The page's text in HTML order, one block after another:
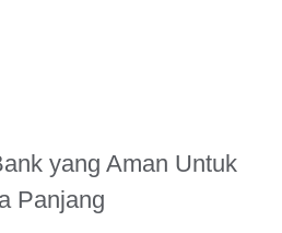
yang Aman Untuk
Panjang